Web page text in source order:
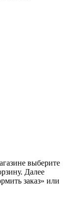
выберите
Далее
заказ» или